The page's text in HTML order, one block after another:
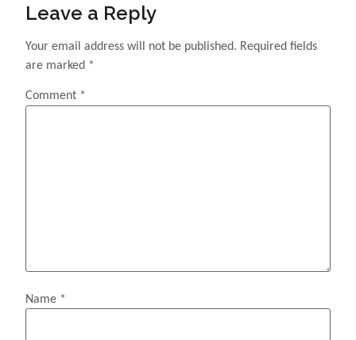
Leave a Reply
Your email address will not be published. Required fields
are marked *
Comment *
Name *